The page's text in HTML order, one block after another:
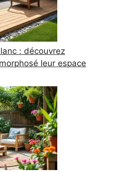
: découvrez
leur espace